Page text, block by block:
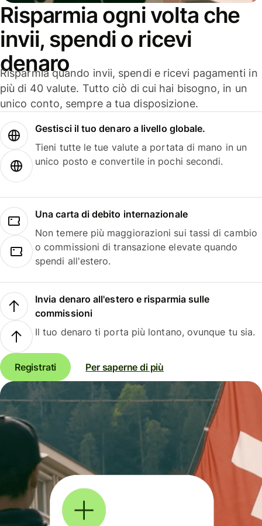
Risparmia ogni volta che
invii, spendi o ricevi
denaro
Risparmia quando invii, spendi e ricevi pagamenti in
più di 40 valute. Tutto ciò di cui hai bisogno, in un
unico conto, sempre a tua disposizione.
Gestisci il tuo denaro a livello globale.
Tieni tutte le tue valute a portata di mano in un
unico posto e convertile in pochi secondi.
Una carta di debito internazionale
Non temere più maggiorazioni sui tassi di cambio
o commissioni di transazione elevate quando
spendi all'estero.
Invia denaro all'estero e risparmia sulle
commissioni
Il tuo denaro ti porta più lontano, ovunque tu sia.
Registrati Per saperne di più